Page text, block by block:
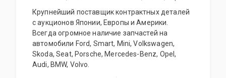
Крупнейший поставщик контрактных деталей
с аукционов Японии, Европы и Америки.
Всегда огромное наличие запчастей на
автомобили Ford, Smart, Mini, Volkswagen,
Skoda, Seat, Porsche, Mercedes-Benz, Opel,
Audi, BMW, Volvo.